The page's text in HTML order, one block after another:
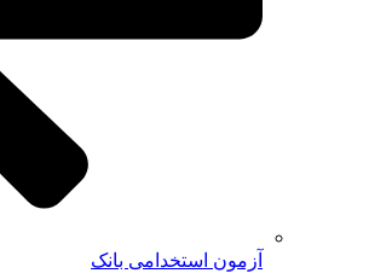
آزمون استخدامی بانک